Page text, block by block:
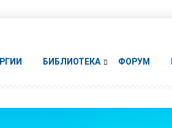
БИБЛИОТЕКА ФОРУМ